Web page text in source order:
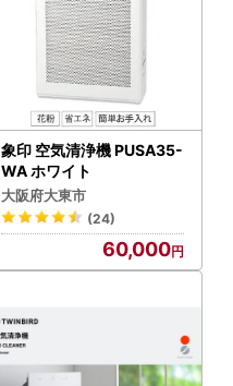
象印 空気清浄機 PUSA35-
WA ホワイト
大阪府大東市
(24)
60,000